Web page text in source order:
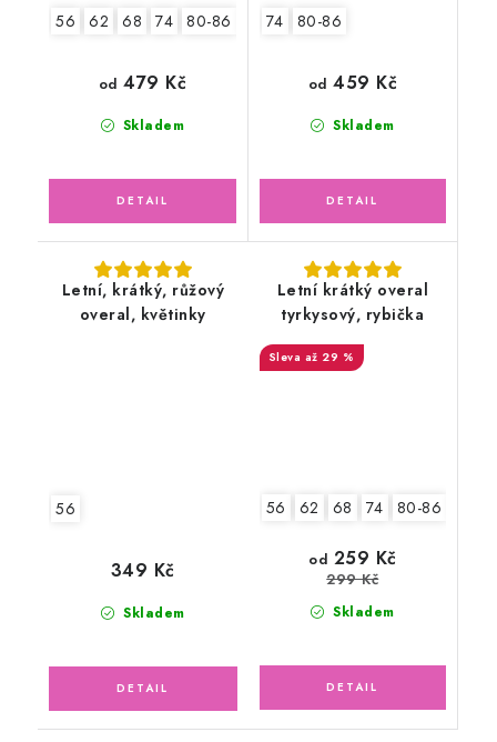
56 62 68 74 80-86 92-98
Skladem
od 479 Kč
74 80-86
Skladem
od 459 Kč
Letní, krátký, růžový
overal, květinky
56
Skladem
349 Kč
Letní krátký overal
tyrkysový, rybička
až 29 %
56 62 68 74 80-86
Skladem
od 259 Kč
299 Kč